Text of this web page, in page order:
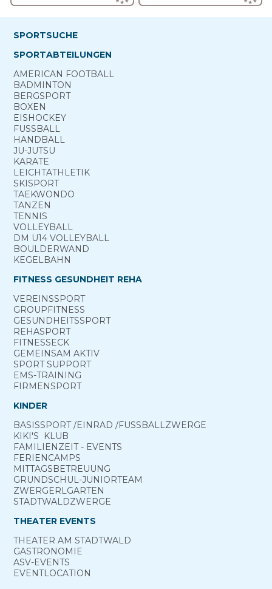
SPORTSUCHE
SPORTABTEILUNGEN
AMERICAN FOOTBALL
BADMINTON
BERG­SPORT
BOXEN
EISHOCKEY
FUSSBALL
HANDBALL
JU-JUTSU
KARATE
LEICHTATHLETIK
SKISPORT
TAEKWONDO
TANZEN
TENNIS
VOLLEYBALL
DM U14 VOLLEYBALL
BOULDERWAND
KEGELBAHN
FITNESS GESUNDHEIT REHA
VEREINS­SPORT
GROUP­FITNESS
GESUNDHEITS­SPORT
REHA­SPORT
FITNESS­ECK
GEMEINSAM ­AKTIV
SPORT ­SUPPORT
EMS-TRAINING
FIRMENSPORT
KINDER
BASIS­SPORT ­/EINRAD /­FUSS­BALL­ZWERGE
KIKI'S ­ KLUB
FAMILIENZEIT - EVENTS
FERIEN­CAMPS
MITTAGS­BETREUUNG
GRUND­SCHUL-­JUNIOR­TEAM
ZWERGERL­GARTEN
STADT­WALD­ZWERGE
THEATER EVENTS
THEATER AM­ STADTWALD
GASTRONOMIE
ASV-­EVENTS
EVENTLOCATION